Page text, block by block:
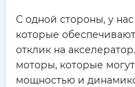
С одной стороны, у
которые
отклик на
моторы, которые
мощностью и